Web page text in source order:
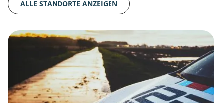
ALLE STANDORTE ANZEIGEN